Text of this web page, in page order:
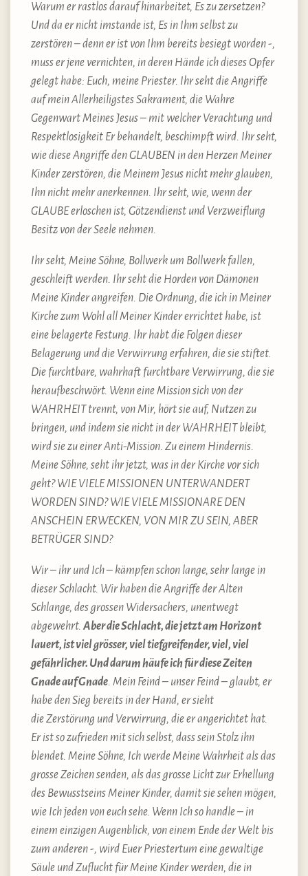
Warum er rastlos darauf hinarbeitet, Es zu zersetzen?
Und da er nicht imstande ist, Es in Ihm selbst zu
zerstören – denn er ist von Ihm bereits besiegt worden -,
muss er jene vernichten, in deren Hände ich dieses Opfer
gelegt habe: Euch, meine Priester. Ihr seht die Angriffe
auf mein Allerheiligstes Sakrament, die Wahre
Gegenwart Meines Jesus – mit welcher Verachtung und
Respektlosigkeit Er behandelt, beschimpft wird. Ihr seht,
wie diese Angriffe den GLAUBEN in den Herzen Meiner
Kinder zerstören, die Meinem Jesus nicht mehr glauben,
Ihn nicht mehr anerkennen. Ihr seht, wie, wenn der
GLAUBE erloschen ist, Götzendienst und Verzweiflung
Besitz von der Seele nehmen.
Ihr seht, Meine Söhne, Bollwerk um Bollwerk fallen,
geschleift werden. Ihr seht die Horden von Dämonen
Meine Kinder angreifen. Die Ordnung, die ich in Meiner
Kirche zum Wohl all Meiner Kinder errichtet habe, ist
eine belagerte Festung. Ihr habt die Folgen dieser
Belagerung und die Verwirrung erfahren, die sie stiftet.
Die furchtbare, wahrhaft furchtbare Verwirrung, die sie
heraufbeschwört. Wenn eine Mission sich von der
WAHRHEIT trennt, von Mir, hört sie auf, Nutzen zu
bringen, und indem sie nicht in der WAHRHEIT bleibt,
wird sie zu einer Anti-Mission. Zu einem Hindernis.
Meine Söhne, seht ihr jetzt, was in der Kirche vor sich
geht? WIE VIELE MISSIONEN UNTERWANDERT
WORDEN SIND? WIE VIELE MISSIONARE DEN
ANSCHEIN ERWECKEN, VON MIR ZU SEIN, ABER
BETRÜGER SIND?
Wir – ihr und Ich – kämpfen schon lange, sehr lange in
dieser Schlacht. Wir haben die Angriffe der Alten
Schlange, des grossen Widersachers, unentwegt
abgewehrt. Aber die Schlacht, die jetzt am Horizont
lauert, ist viel grösser, viel tiefgreifender, viel, viel
gefährlicher. Und darum häufe ich für diese Zeiten
Gnade auf Gnade. Mein Feind – unser Feind – glaubt, er
habe den Sieg bereits in der Hand, er sieht
die Zerstörung und Verwirrung, die er angerichtet hat.
Er ist so zufrieden mit sich selbst, dass sein Stolz ihn
blendet. Meine Söhne, Ich werde Meine Wahrheit als das
grosse Zeichen senden, als das grosse Licht zur Erhellung
des Bewusstseins Meiner Kinder, damit sie sehen mögen,
wie Ich jeden von euch sehe. Wenn Ich so handle – in
einem einzigen Augenblick, von einem Ende der Welt bis
zum anderen -, wird Euer Priestertum eine gewaltige
Säule und Zuflucht für Meine Kinder werden, die in